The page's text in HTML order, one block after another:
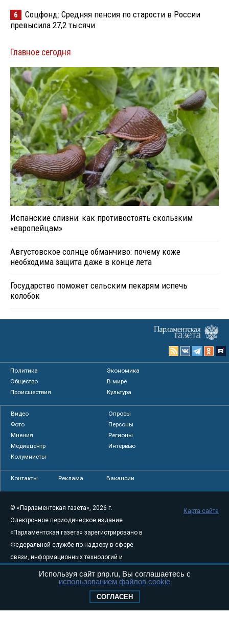
6
Соцфонд: Средняя пенсия по старости в России
превысила 27,2 тысячи
Главное сегодня
Испанские слизни: как противостоять скользким
«европейцам»
Августовское солнце обманчиво: почему коже
необходима защита даже в конце лета
Государство поможет сельским пекарям испечь
колобок
Политика
Экономика
Общество
В мире
Происшествия
Культура
Видео
Опросы
Фото
Персоны
Мнения
Регионы
Медиацентр
Интервью
Колумнисты
Контакты Реклама Вакансии
© «Парламентская газета», 2026 г.
Электронное периодическое издание
«Парламентская газета» зарегистрировано в
Федеральной службе по надзору в сфере
связи, информационных технологий и
массовых коммуникаций (Роскомнадзор) 05
августа 2011 года. 18+
Свидетельство о регистрации Эл № ФС77-
Карта сайта
Используя сайт pnp.ru, Вы соглашаетесь с
использованием файлов cookie
СОГЛАСЕН